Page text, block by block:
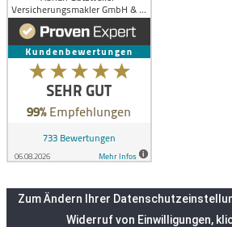
Zum Ändern Ihrer
Widerruf von Einwilligungen,